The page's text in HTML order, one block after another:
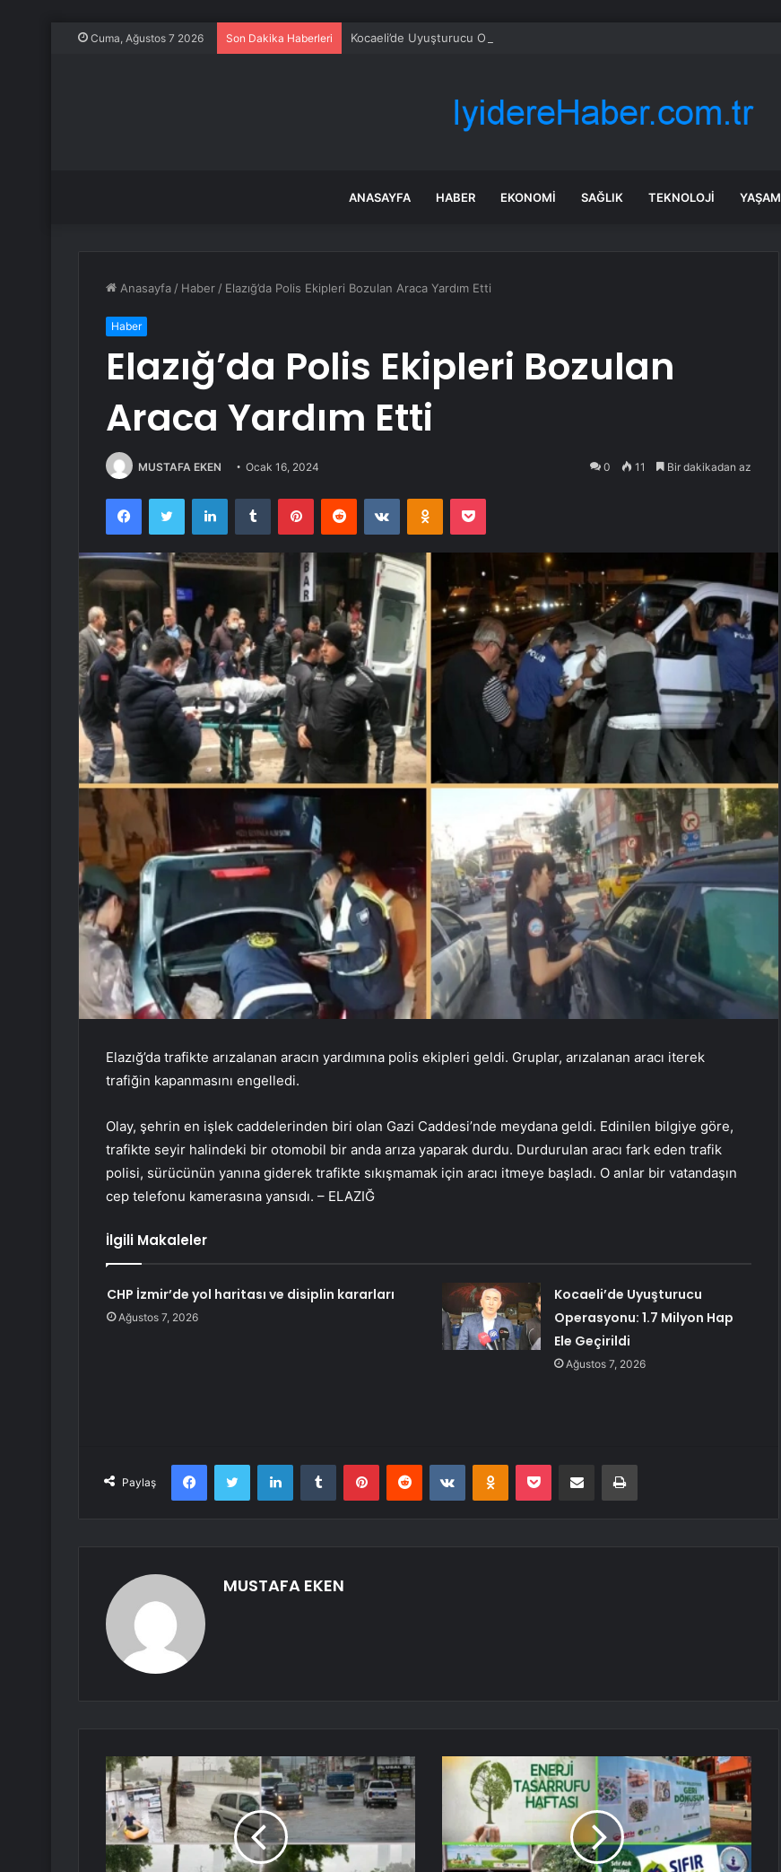
Cuma, Ağustos 7 2026 Son Dakika Haberleri Kocaeli’de Uyuşturucu Operasyonu: 1.7 Milyon Hap Ele Geçirildi
ANASAYFA HABER EKONOMI SAĞLIK TEKNOLOJI YAŞAM
Anasayfa / Haber / Elazığ’da Polis Ekipleri Bozulan Araca Yardım Etti
Haber
Elazığ’da Polis Ekipleri Bozulan
Araca Yardım Etti
MUSTAFA EKEN Ocak 16, 2024 0 11 Bir dakikadan az
FacebookTwitter LinkedInTumblr PinterestReddit VKontakteOdnoklassniki
Pocket
Elazığ’da trafikte arızalanan aracın yardımına polis ekipleri geldi. Gruplar, arızalanan aracı iterek
trafiğin kapanmasını engelledi.
Olay, şehrin en işlek caddelerinden biri olan Gazi Caddesi’nde meydana geldi. Edinilen bilgiye göre,
trafikte seyir halindeki bir otomobil bir anda arıza yaparak durdu. Durdurulan aracı fark eden trafik
polisi, sürücünün yanına giderek trafikte sıkışmamak için aracı itmeye başladı. O anlar bir vatandaşın
cep telefonu kamerasına yansıdı. – ELAZIĞ
İlgili Makaleler
CHP İzmir’de yol haritası ve disiplin kararları
Ağustos 7, 2026
Kocaeli’de Uyuşturucu
Operasyonu: 1.7 Milyon Hap
Ele Geçirildi
Ağustos 7, 2026
Paylaş
FacebookTwitter LinkedInTumblr PinterestReddit VKontakteOdnoklassniki
Pocket E-Posta ile paylaş Yazdır
MUSTAFA EKEN